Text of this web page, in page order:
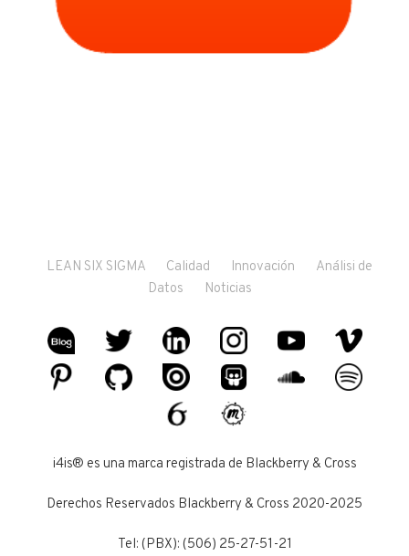
LEAN SIX SIGMA Calidad Innovación
Análisi de
Datos
Noticias
i4is® es una marca registrada de Blackberry & Cross
Derechos Reservados Blackberry & Cross 2020-2025
Tel: (PBX): (506) 25-27-51-21